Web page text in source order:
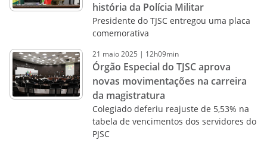
história da Polícia Militar
Presidente do TJSC entregou uma placa
comemorativa
21 maio2025 | 12h09min
Órgão Especial do TJSC aprova
novas movimentações na carreira
da magistratura
Colegiado deferiu reajuste de 5,53% na
tabela de vencimentos dos servidores do
PJSC